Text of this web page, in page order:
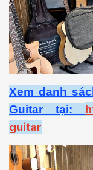
Xem danh
Guitar tại:
guitar